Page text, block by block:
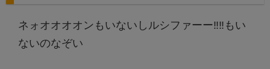
ネォオオオオンもいないしルシファーー‼️‼️もい
ないのなぞい